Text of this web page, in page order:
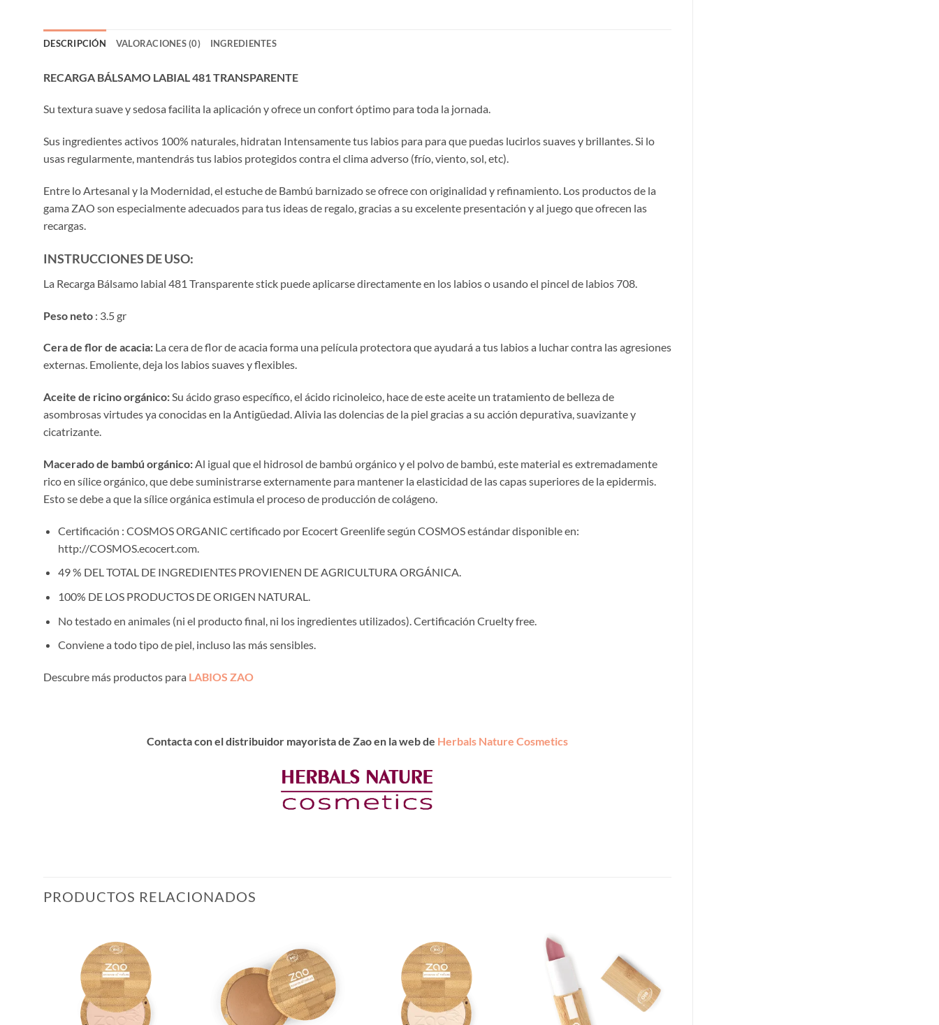
DESCRIPCIÓN VALORACIONES (0) INGREDIENTES
RECARGA BÁLSAMO LABIAL 481 TRANSPARENTE
Su textura suave y sedosa facilita la aplicación y ofrece un confort óptimo para toda la jornada.
Sus ingredientes activos 100% naturales, hidratan Intensamente tus labios para para que puedas lucirlos suaves y brillantes. Si lo
usas regularmente, mantendrás tus labios protegidos contra el clima adverso (frío, viento, sol, etc).
Entre lo Artesanal y la Modernidad, el estuche de Bambú barnizado se ofrece con originalidad y refinamiento. Los productos de la
gama ZAO son especialmente adecuados para tus ideas de regalo, gracias a su excelente presentación y al juego que ofrecen las
recargas.
INSTRUCCIONES DE USO:
La Recarga Bálsamo labial 481 Transparente stick puede aplicarse directamente en los labios o usando el pincel de labios 708.
Peso neto : 3.5 gr
Cera de flor de acacia: La cera de flor de acacia forma una película protectora que ayudará a tus labios a luchar contra las agresiones
externas. Emoliente, deja los labios suaves y flexibles.
Aceite de ricino orgánico:Su ácido graso específico, el ácido ricinoleico, hace de este aceite un tratamiento de belleza de
asombrosas virtudes ya conocidas en la Antigüedad. Alivia las dolencias de la piel gracias a su acción depurativa, suavizante y
cicatrizante.
Macerado de bambú orgánico:Al igual que el hidrosol de bambú orgánico y el polvo de bambú, este material es extremadamente
rico en sílice orgánico, que debe suministrarse externamente para mantener la elasticidad de las capas superiores de la epidermis.
Esto se debe a que la sílice orgánica estimula el proceso de producción de colágeno.
Certificación : COSMOS ORGANIC certificado por Ecocert Greenlife según COSMOS estándar disponible en:
http://COSMOS.ecocert.com.
49 % DEL TOTAL DE INGREDIENTES PROVIENEN DE AGRICULTURA ORGÁNICA.
100% DE LOS PRODUCTOS DE ORIGEN NATURAL.
No testado en animales (ni el producto final, ni los ingredientes utilizados). Certificación Cruelty free.
Conviene a todo tipo de piel, incluso las más sensibles.
Descubre más productos para LABIOS ZAO
Contacta con el distribuidor mayorista de Zao en la web de Herbals Nature Cosmetics
PRODUCTOS RELACIONADOS
Añadir
a la
lista de
deseos
a la
lista de
deseos